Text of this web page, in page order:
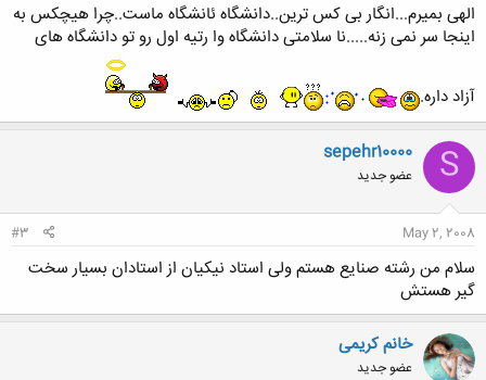
الهی بمیرم...انگار بی کس ترین..دانشگاه ئانشگاه ماست..چرا هیچکس به
اینجا سر نمی زنه.....نا سلامتی دانشگاه وا رتیه اول رو تو دانشگاه های
آزاد داره.
S
sepehr10000
عضو جدید
May 2, 2008
#3
سلام من رشته صنایع هستم ولی استاد نیکیان از استادان بسیار سخت
گیر هستش
خانم کریمی
عضو جدید